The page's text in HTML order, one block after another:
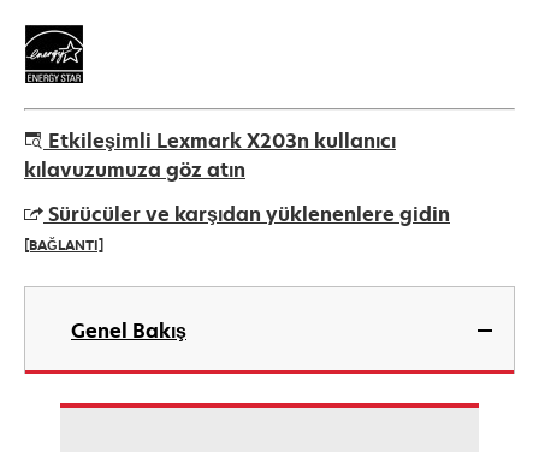
Etkileşimli Lexmark X203n kullanıcı
kılavuzumuza göz atın
Sürücüler ve karşıdan yüklenenlere gidin
[BAĞLANTI]
opens
new
Genel Bakış